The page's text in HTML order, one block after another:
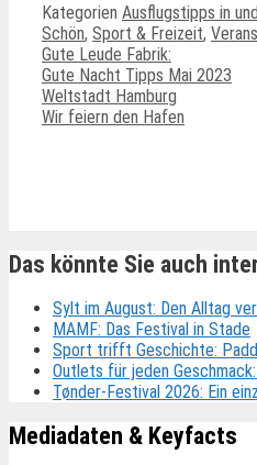
Kategorien Ausflugstipps in
Schön, Sport & Freizeit,
Gute Leude Fabrik:
Gute Nacht Tipps Mai 2023
Weltstadt Hamburg
Wir feiern den Hafen
Das könnte Sie auch
Sylt im August: Den Alltag
MAMF: Das Festival in Stade
Sport trifft Geschichte:
Outlets für jeden
Tønder-Festival 2026: Ein
Mediadaten & Keyfacts